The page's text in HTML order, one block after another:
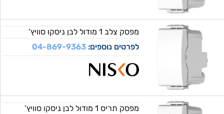
מפסק צלב 1 מודול לבן ניסקו סוויץ’
לפרטים נוספים:04-869-9363
מפסק תריס 1 מודול לבן ניסקו סוויץ’